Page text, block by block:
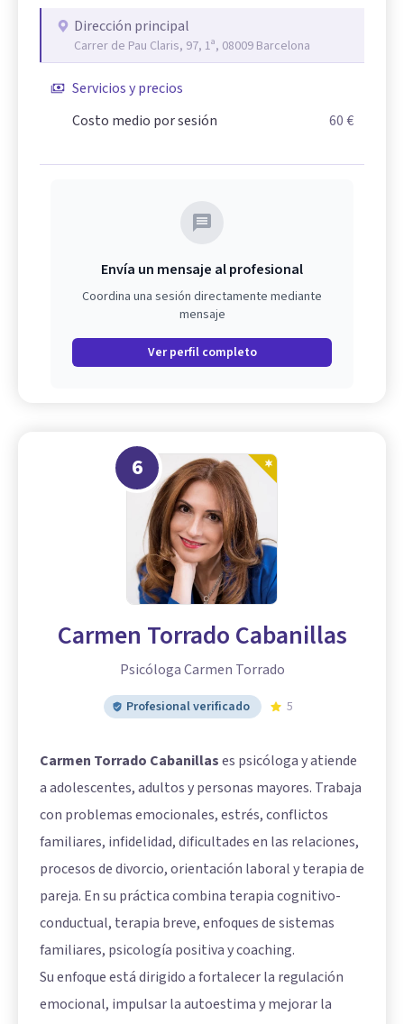
Dirección principal
Carrer de Pau Claris, 97, 1ª, 08009 Barcelona
Servicios y precios
Costo medio por sesión
60 €
Envía un mensaje al profesional
Coordina una sesión directamente mediante
mensaje
Ver perfil completo
6
Carmen Torrado Cabanillas
Psicóloga Carmen Torrado
Profesional verificado 5
Carmen Torrado Cabanillases psicóloga y atiende
a adolescentes, adultos y personas mayores. Trabaja
con problemas emocionales, estrés, conflictos
familiares, infidelidad, dificultades en las relaciones,
procesos de divorcio, orientación laboral y terapia de
pareja. En su práctica combina terapia cognitivo-
conductual, terapia breve, enfoques de sistemas
familiares, psicología positiva y coaching.
Su enfoque está dirigido a fortalecer la regulación
emocional, impulsar la autoestima y mejorar la